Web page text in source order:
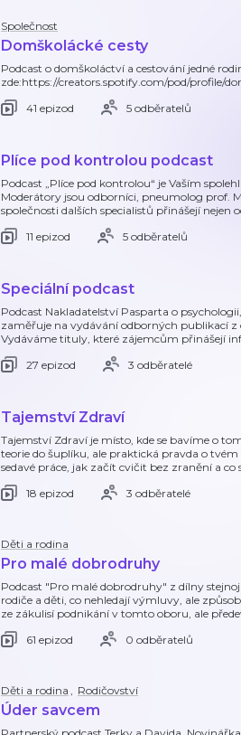
Společnost
Domškolácké cesty
Podcast o domškoláctví a cestování jedné
zde:https://creators.spotify.com/pod/profile/
41 epizod
5 odběratelů
Plíce pod kontrolou podcast
Podcast „Plíce pod kontrolou“ je Vaším
Moderátory jsou odborníci, pneumolog prof.
společnosti dalších specialistů přinášejí nejen
11 epizod
5 odběratelů
Speciální podcast
Podcast Nakladatelství Pasparta o
zaměřuje na vydávání odborných publikací z
Vydáváme tituly, které zájemcům přinášejí
27 epizod
3 odběratelé
Tajemství Zdraví
Tajemství Zdraví je místo, kde se bavíme o
teorie do šuplíku, ale praktická pravda o
sedavé práce, jak začít cvičit bez zranění a co
18 epizod
3 odběratelé
Děti a rodina
Pro malé dobrodruhy
Podcast "Pro malé dobrodruhy" z dílny
rodiče a děti, co nehledají výmluvy, ale
ze zákulisí podnikání v tomto oboru, ale
61 epizod
0 odběratelů
Děti a rodina , Rodičovství
Úder savcem